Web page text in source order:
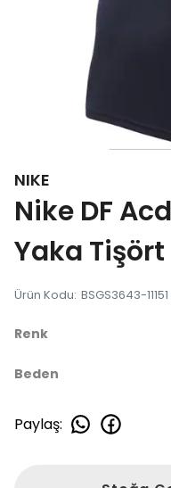
NIKE
Nike DF
Yaka Tişört
Ürün Kodu: BSGS3643-11151
Renk
Beden
Paylaş: